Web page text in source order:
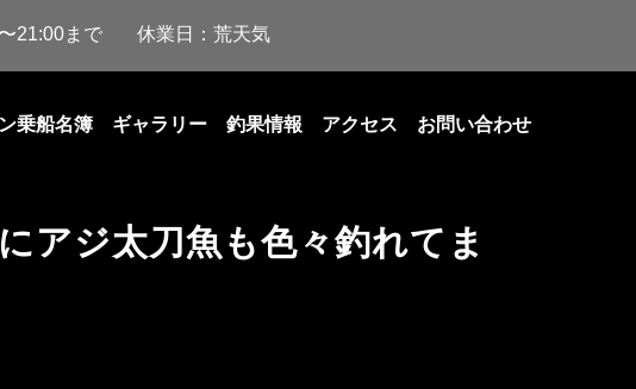
21:00まで 休業日：荒天気
乗船名簿 ギャラリー 釣果情報 アクセス お問い合わせ
アジ太刀魚も色々釣れてま